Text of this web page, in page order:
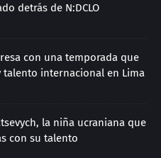
detrás de N:DCLO
con una temporada que
talento internacional en Lima
la niña ucraniana que
con su talento